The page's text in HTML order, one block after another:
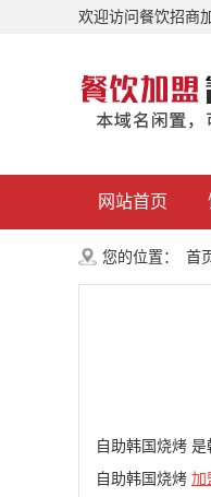
欢迎访问餐饮招商
网站首页
您的位置： 首
自助韩国烧烤
自助韩国烧烤 加